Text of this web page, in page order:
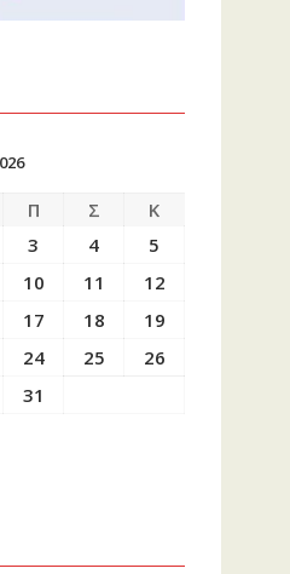
Π Σ
Κ
3 4
5
10 11
12
17 18
19
24 25
26
31